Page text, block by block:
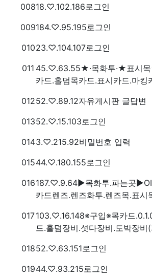
번호
008접속자
18.♡.102.186 로그인
번호
009접속자
184.♡.95.195 로그인
번호
010접속자
23.♡.104.107로그인
번호
011 접속자
45.♡.63.55★·목화투·★표시
카드.홀덤목카드.표시카드.마
번호
012접속자
52.♡.89.12자유게시판 글답변
번호
013접속자
52.♡.15.103 로그인
번호
014접속자
3.♡.215.92비밀번호 입력
번호
015접속자
44.♡.180.155 로그인
번호
016접속자
187.♡.9.64▶목화투.파는곳
카드렌즈.렌즈화투.렌즈목.표
번호
017접속자
103.♡.16.148※구입※목카드
드.홀덤장비.섯다장비.도박장
번호
018접속자
52.♡.63.151 로그인
번호
019접속자
44.♡.93.215 로그인